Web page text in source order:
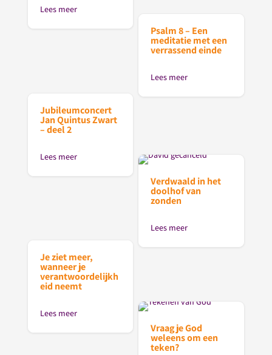
Lees meer
Psalm 8 – Een
meditatie met een
verrassend einde
Lees meer
Jubileumconcert
Jan Quintus Zwart
– deel 2
Lees meer
Verdwaald in het
doolhof van
zonden
Lees meer
Je ziet meer,
wanneer je
verantwoordelijkh
eid neemt
Lees meer
Vraag je God
weleens om een
teken?